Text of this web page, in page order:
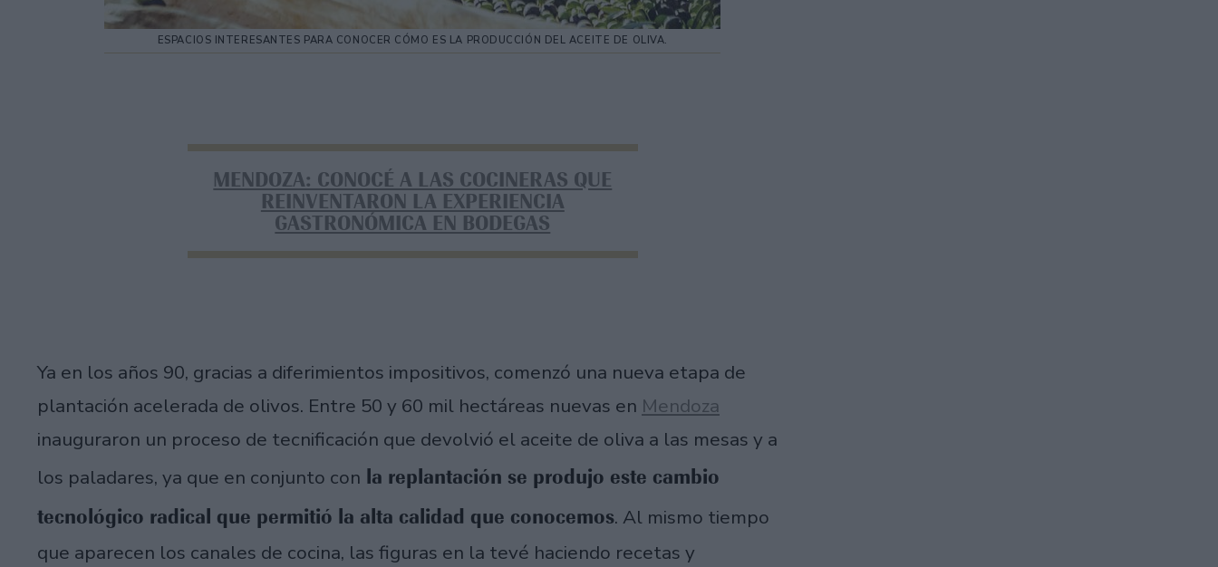
ESPACIOS INTERESANTES PARA CONOCER CÓMO ES LA PRODUCCIÓN DEL ACEITE DE OLIVA.
MENDOZA: CONOCÉ A LAS COCINERAS QUE
REINVENTARON LA EXPERIENCIA
GASTRONÓMICA EN BODEGAS
Ya en los años 90, gracias a diferimientos impositivos, comenzó una nueva etapa de
plantación acelerada de olivos. Entre 50 y 60 mil hectáreas nuevas en Mendoza
inauguraron un proceso de tecnificación que devolvió el aceite de oliva a las mesas y a
los paladares, ya que en conjunto con la replantación se produjo este cambio
tecnológico radical que permitió la alta calidad que conocemos. Al mismo tiempo
que aparecen los canales de cocina, las figuras en la tevé haciendo recetas y